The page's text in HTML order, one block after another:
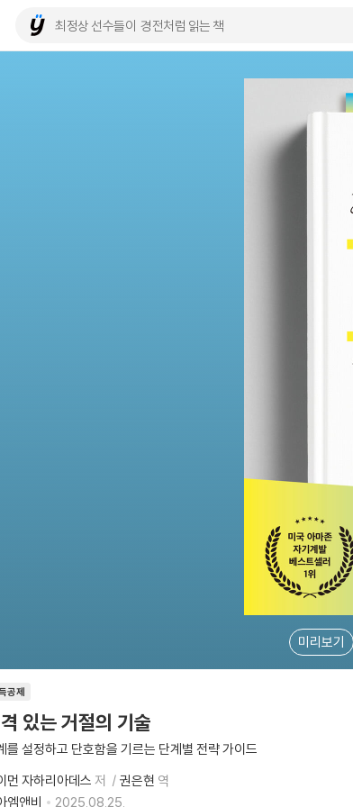
미리보기
공제
있는 거절의 기술
를 설정하고 단호함을 기르는 단계별 전략 가이드
먼 자하리아데스 저 권은현 역
엠앤비
2025.08.25.